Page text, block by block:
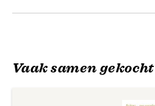
Vaak samen gekocht